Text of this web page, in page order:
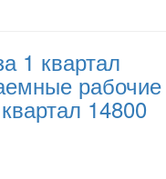
1 квартал
рабочие
14800